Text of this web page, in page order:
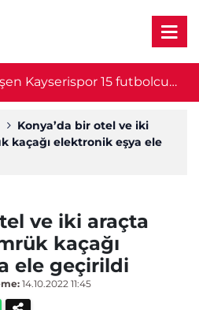
Kayserispor 15 futbolcu
Konya’da bir otel ve iki
kaçağı elektronik eşya ele
ve iki araçta
kaçağı
ele geçirildi
14.10.2022 11:45